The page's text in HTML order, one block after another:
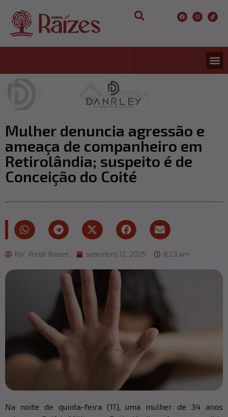
Mulher denuncia agressão e
ameaça de companheiro em
Retirolândia; suspeito é de
Conceição do Coité
Por: Portal Raizes setembro 12, 2025 8:23 am
Na noite de quinta-feira (11), uma mulher de 34 anos